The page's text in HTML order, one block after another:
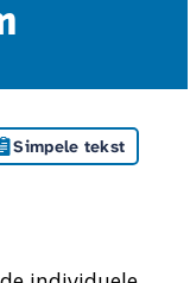
Simpele tekst